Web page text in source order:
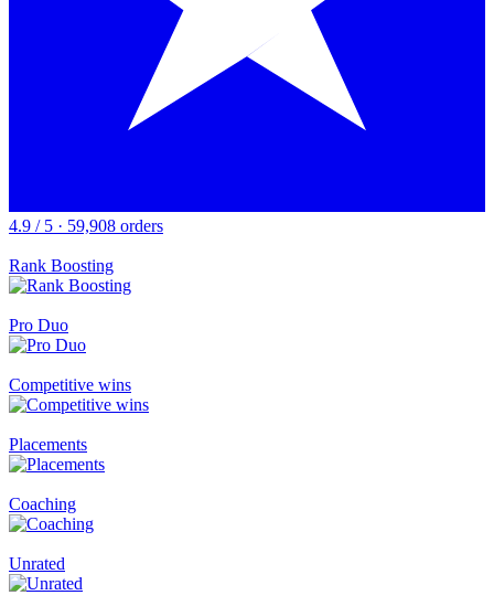
4.9 / 5 · 59,908 orders
Rank Boosting
Pro Duo
Competitive wins
Placements
Coaching
Unrated